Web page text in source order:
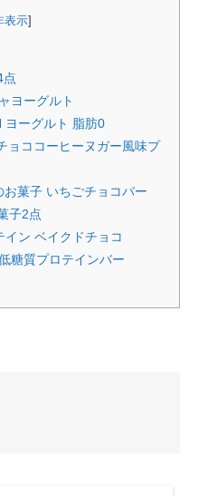
表示]
点
ヨーグルト
ヨーグルト 脂肪0
ョココーヒーヌガー風味プ
菓子 いちごチョコバー
子2点
ン ベイクドチョコ
糖質プロテインバー